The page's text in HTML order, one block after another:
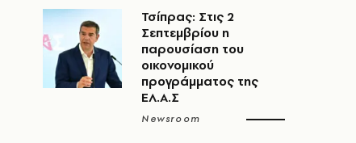
Τσίπρας: Στις 2
Σεπτεμβρίου η
παρουσίαση του
οικονομικού
προγράμματος της
ΕΛ.Α.Σ
Newsroom